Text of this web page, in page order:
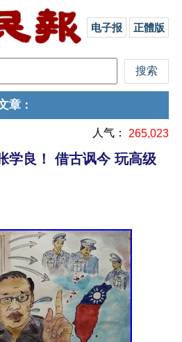
电子报 正體版
章 ：
人气： 265,023
学良！ 借古讽今 玩高级